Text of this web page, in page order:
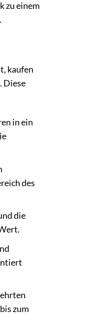
zu einem
kaufen
Diese
in ein
des
die
zum